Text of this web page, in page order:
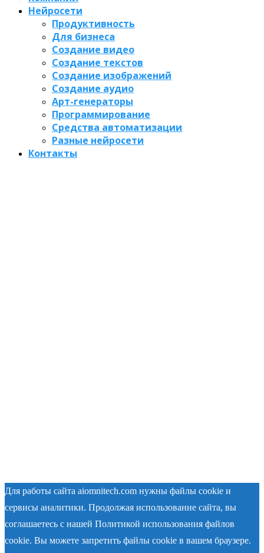
Нейросети
Продуктивность
Для бизнеса
Создание видео
Создание текстов
Создание изображений
Создание аудио
Арт-генераторы
Программирование
Средства автоматизации
Разные нейросети
Контакты
Для работы сайта aiomnitech.com нужны файлы cookie и
сервисы аналитики. Продолжая использование сайта, вы
соглашаетесь с нашей Политикой использования файлов
cookie. Вы можете запретить файлы cookie в вашем браузере.